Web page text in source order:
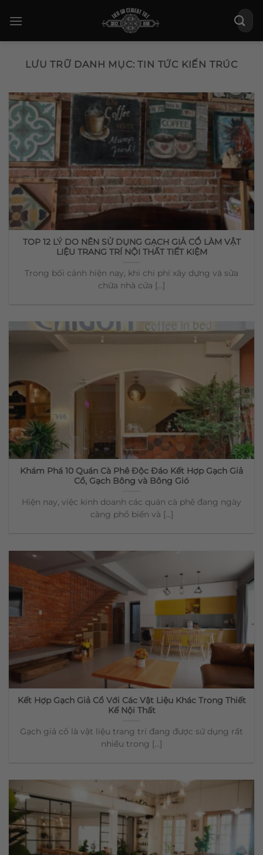
qua
Tìm
kiếm:
LƯU TRỮ DANH MỤC:TIN TỨC KIẾN TRÚC
TOP 12 LÝ DO NÊN SỬ DỤNG GẠCH GIẢ CỔ LÀM VẬT
LIỆU TRANG TRÍ NỘI THẤT TIẾT KIỆM
Trong bối cảnh hiện nay, khi chi phí xây dựng và sửa
chữa nhà cửa [...]
Khám Phá 10 Quán Cà Phê Độc Đáo Kết Hợp Gạch Giả
Cổ, Gạch Bông và Bông Gió
Hiện nay, việc kinh doanh các quán cà phê đang ngày
càng phổ biến và [...]
Kết Hợp Gạch Giả Cổ Với Các Vật Liệu Khác Trong Thiết
Kế Nội Thất
Gạch giả cổ là vật liệu trang trí đang được sử dụng rất
nhiều trong [...]